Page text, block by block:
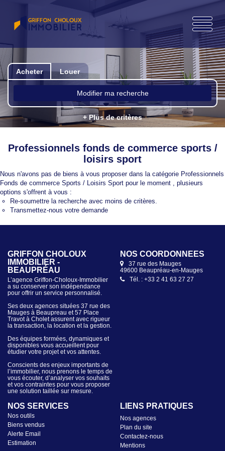
Acheter Louer
Modifier ma recherche
+ Plus de critères
Professionnels fonds de commerce sports /
loisirs sport
Nous n'avons pas de biens à vous proposer dans la catégorie Professionnels
Fonds de commerce Sports / Loisirs Sport pour le moment , plusieurs
options s'offrent à vous :
Re-soumettre la recherche avec moins de critères.
Transmettez-nous votre demande
GRIFFON CHOLOUX
IMMOBILIER -
BEAUPRÉAU
L’agence Griffon-Choloux-Immobilier
a su conserver son indépendance
pour offrir un service personnalisé.
Ses deux agences situées 37 rue des
Mauges à Beaupreau et 57 Place
Travot à Cholet assurent avec rigueur
la transaction, la location et la gestion.
Des équipes formées, dynamiques et
disponibles vous accueillent pour
étudier votre projet et vos attentes.
Conscients des enjeux importants de
l’immobilier, nous prenons le temps de
vous écouter, d’analyser vos souhaits
et vos contraintes pour vous proposer
une solution taillée sur mesure.
NOS COORDONNÉES
37 rue des Mauges
49600 Beaupréau-en-Mauges
Tél. : +33 2 41 63 27 27
NOS SERVICES
Nos outils
Biens vendus
Alerte Email
Estimation
LIENS PRATIQUES
Nos agences
Plan du site
Contactez-nous
Mentions